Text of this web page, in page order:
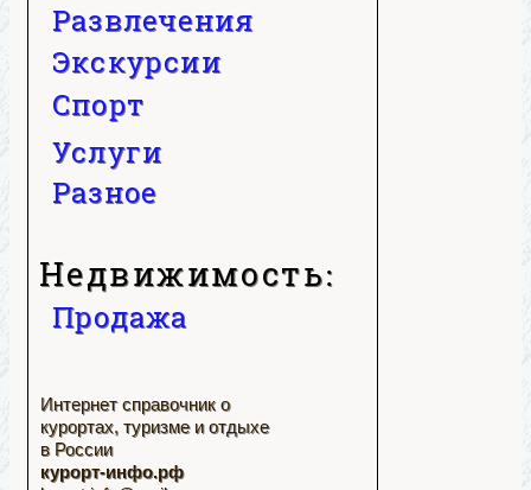
Развлечения
Экскурсии
Спорт
Услуги
Разное
Недвижимость:
Продажа
Интернет справочник о
курортах, туризме и отдыхе
в России
курорт-инфо.рф